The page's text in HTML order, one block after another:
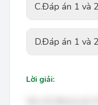
C.Đáp án 1 và
D.Đáp án 1 và
Lời giải: